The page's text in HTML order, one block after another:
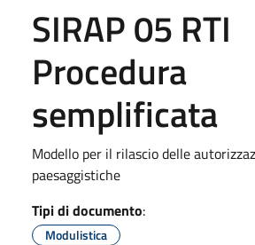
SIRAP 05 RTI
Procedura
semplificata
Modello per il rilascio delle
paesaggistiche
Tipi di documento:
Modulistica